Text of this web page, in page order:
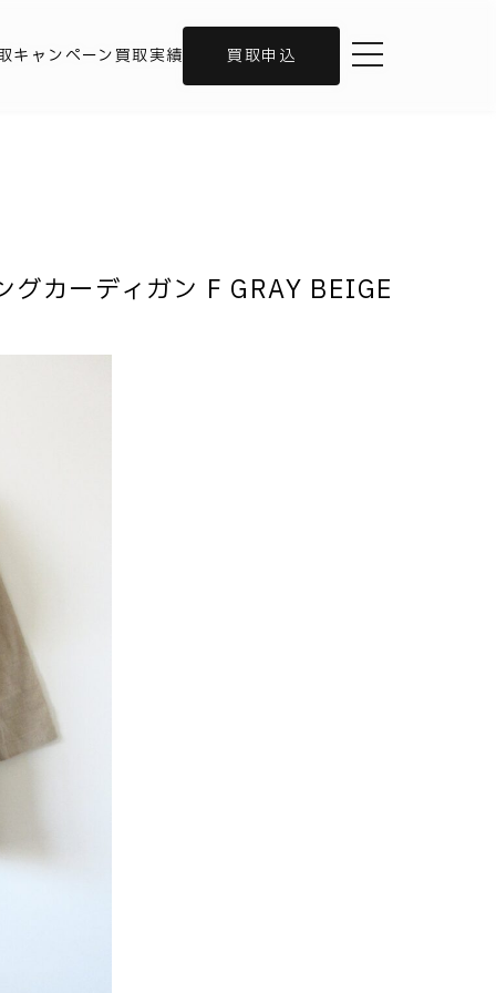
キャンペーン買取実績 買取申込 toggle navigation
カーディガン F GRAY BEIGE